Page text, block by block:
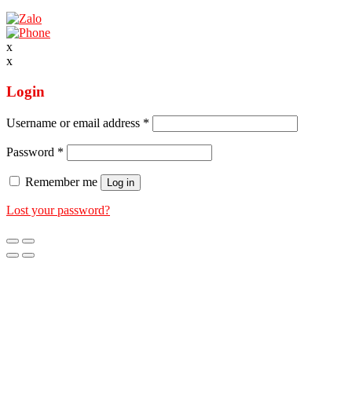
x
x
Login
Username or email address *
Password *
Remember me Log in
Lost your password?